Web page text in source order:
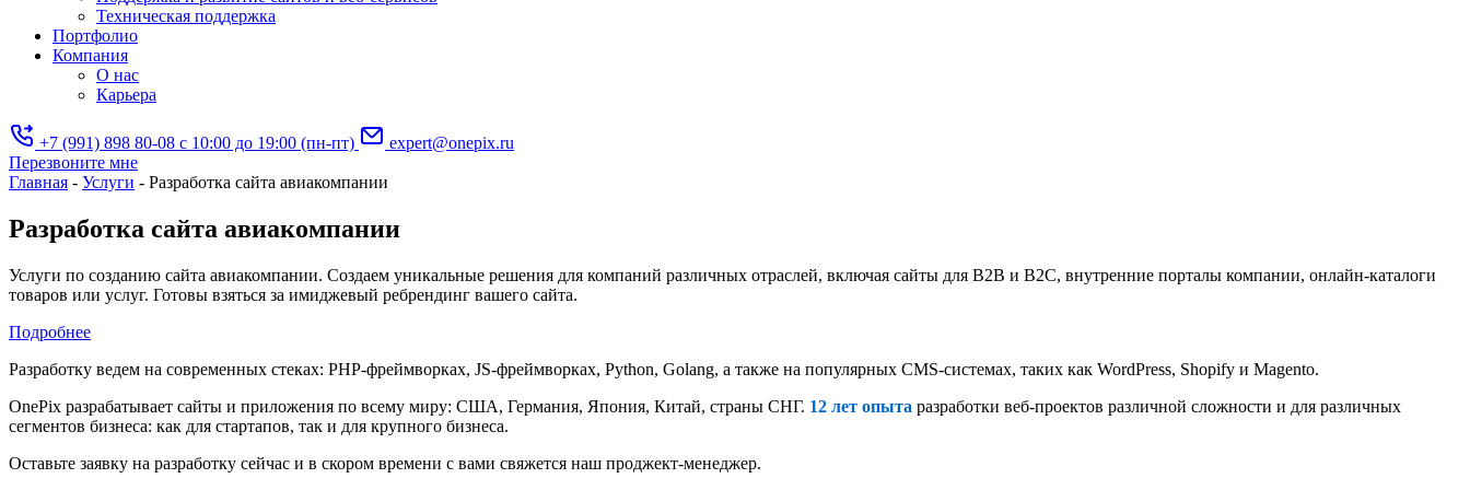
Техническая поддержка
Портфолио
Компания
О нас
Карьера
+7 (991) 898 80-08 с 10:00 до 19:00 (пн-пт)
expert@onepix.ru
Перезвоните мне
Главная - Услуги - Разработка сайта авиакомпании
Разработка сайта авиакомпании
Услуги по созданию сайта авиакомпании. Создаем уникальные решения для компаний различных отраслей, включая сайты для B2B и B2C, внутренние порталы компании, онлайн-каталоги
товаров или услуг. Готовы взяться за имиджевый ребрендинг вашего сайта.
Подробнее
Разработку ведем на современных стеках: PHP-фреймворках, JS-фреймворках, Python, Golang, а также на популярных CMS-системах, таких как WordPress, Shopify и Magento.
OnePix разрабатывает сайты и приложения по всему миру: США, Германия, Япония, Китай, страны СНГ. 12 лет опыта разработки веб-проектов различной сложности и для различных
сегментов бизнеса: как для стартапов, так и для крупного бизнеса.
Оставьте заявку на разработку сейчас и в скором времени c вами свяжется наш проджект-менеджер.